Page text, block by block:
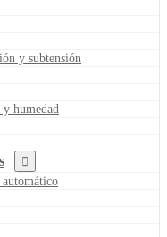
y subtensión
humedad